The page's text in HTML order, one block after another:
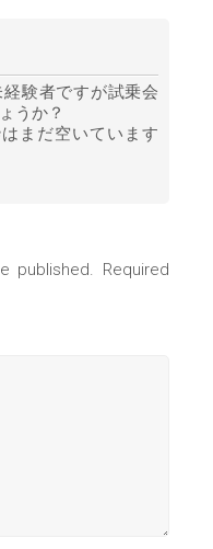
験者ですが試乗会
うか？
まだ空いています
published. Required